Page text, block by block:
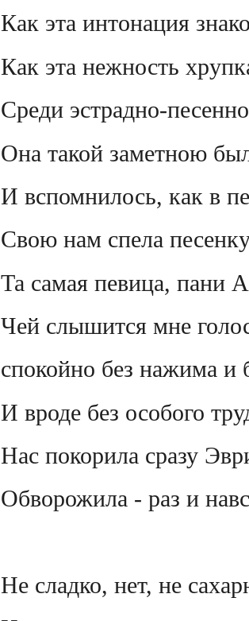
Как эта интонация
Как эта нежность
Среди эстрадно-
Она такой заметною
И вспомнилось, как в
Свою нам спела
Та самая певица, пани
Чей слышится мне
спокойно без нажима и
И вроде без особого
Нас покорила сразу
Обворожила - раз и
Не сладко, нет, не